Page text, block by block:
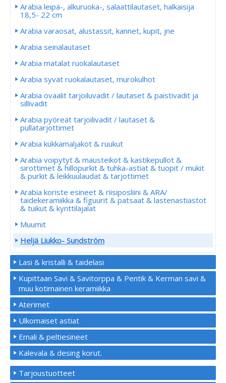
Arabia leipä-, alkuruoka-, salaattilautaset, halkaisija
18,5- 22 cm
Arabia varaosat, alustassit, kannet, kupit, jne
Arabia seinälautaset
Arabia matalat ruokalautaset
Arabia syvät ruokalautaset, murokulhot
Arabia ovaalit tarjoiluvadit / lautaset & paistivadit ja
sillivadit
Arabia pyöreät tarjoilivadit / lautaset &
pullatarjottimet
Arabia kukkamaljakot & ruukut
Arabia voipytyt & mausteikot & kastikepullot &
sirottimet & hillopurkit & tuhka-astiat & tuopit / mukit
& purkit & leikkuulaudat & tarjottimet
Arabia koriste esineet & riisiposliini & ARA/
taidekeramiikka & figuurit & patsaat & lastenastiastot
& tuikut & kynttiläjalat
Muumit
Heljä Liukko- Sundström
Lasi & kristalli & taidelasi
Kupittaan Savi & Savitorppa & Pentik & Kerman savi &
muu kotimainen keramiikka
Aterimet
Ulkomaiset astiat
Emali & peltiesineet
Kalevala & desing korut.
Tarjoustuotteet